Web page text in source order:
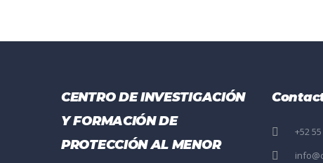
CENTRO DE INVESTIGACIÓN
Y FORMACIÓN DE
PROTECCIÓN AL MENOR
+52